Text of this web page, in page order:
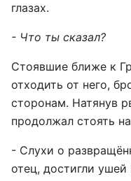
глазах.
- Что ты сказал?
Стоявшие ближе к
отходить от него,
сторонам. Натянув
продолжал стоять
- Слухи о
отец, достигли